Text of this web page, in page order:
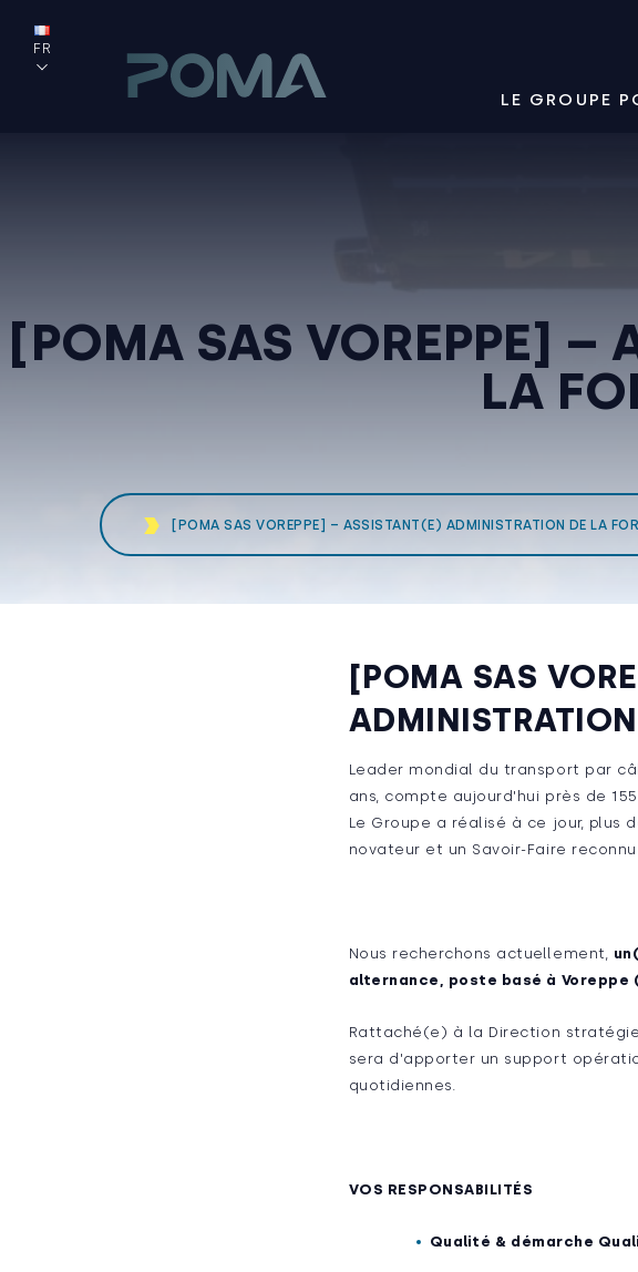
FR
LE GROUPE
[POMA SAS VOREPPE] –
LA
[POMA SAS VOREPPE] – ASSISTANT(E) ADMINISTRATION DE LA
[POMA SAS
Leader mondial du transport par
ans, compte aujourd'hui près de
Le Groupe a réalisé à ce jour, plus
novateur et un Savoir-Faire
Nous recherchons actuellement,
alternance, poste basé à Voreppe
Rattaché(e) à la Direction
sera d'apporter un support
quotidiennes.
VOS RESPONSABILITÉS
Qualité & démarche